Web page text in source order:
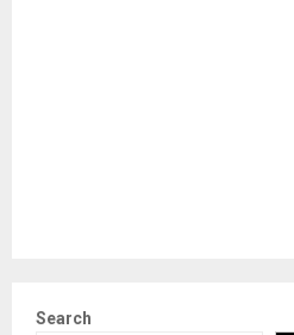
Search